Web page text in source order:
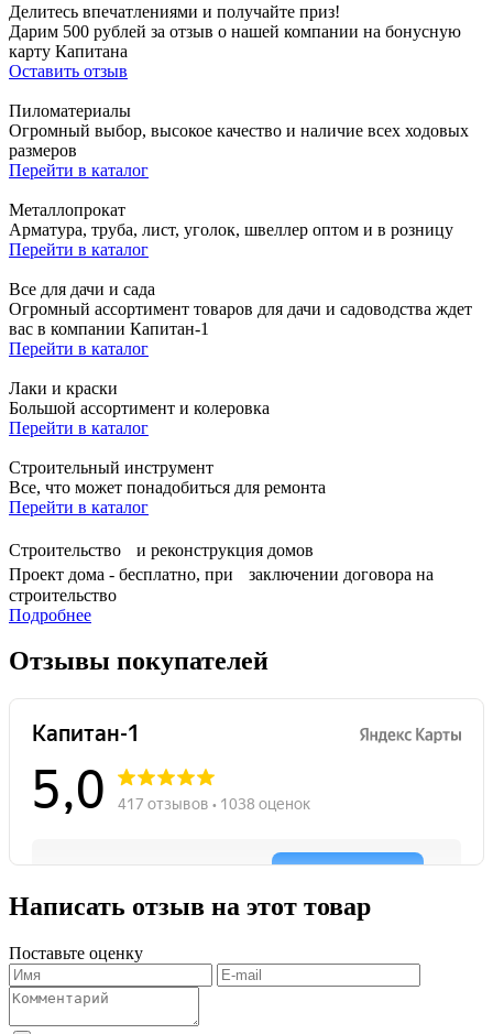
Делитесь впечатлениями и получайте приз!
Дарим 500 рублей за отзыв о нашей компании на бонусную
карту Капитана
Оставить отзыв
Пиломатериалы
Огромный выбор, высокое качество и наличие всех ходовых
размеров
Перейти в каталог
Металлопрокат
Арматура, труба, лист, уголок, швеллер оптом и в розницу
Перейти в каталог
Все для дачи и сада
Огромный ассортимент товаров для дачи и садоводства ждет
вас в компании Капитан-1
Перейти в каталог
Лаки и краски
Большой ассортимент и колеровка
Перейти в каталог
Строительный инструмент
Все, что может понадобиться для ремонта
Перейти в каталог
Строительство и реконструкция домов
Проект дома - бесплатно, при заключении договора на
строительство
Подробнее
Отзывы покупателей
Написать отзыв на этот товар
Поставьте оценку